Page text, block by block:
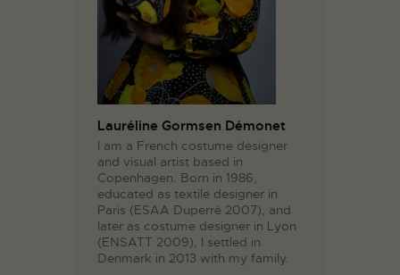
Lauréline Gormsen Démonet
I am a French costume designer
and visual artist based in
Copenhagen. Born in 1986,
educated as textile designer in
Paris (ESAA Duperré 2007), and
later as costume designer in Lyon
(ENSATT 2009), I settled in
Denmark in 2013 with my family.